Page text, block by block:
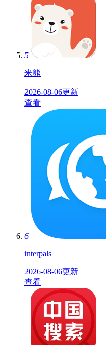
5
米熊
2026-08-06更新
查看
6
interpals
2026-08-06更新
查看